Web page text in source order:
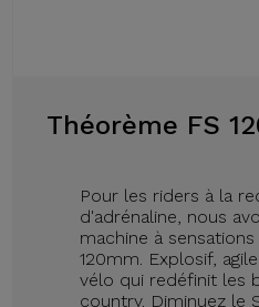
Théorème FS
Pour les riders à la
d'adrénaline, nous
machine à
120mm. Explosif,
vélo qui redéfinit les
country. Diminuez le